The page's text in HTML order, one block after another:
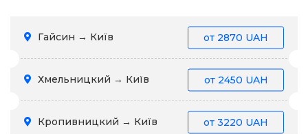
Гайсин → Київ от 2870 UAH
Хмельницкий → Київ от 2450 UAH
Кропивницкий → Київ от 3220 UAH